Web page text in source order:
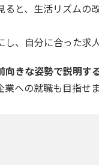
と、生活リズム
、自分に合った求
きな姿勢で説明す
への就職も目指せ